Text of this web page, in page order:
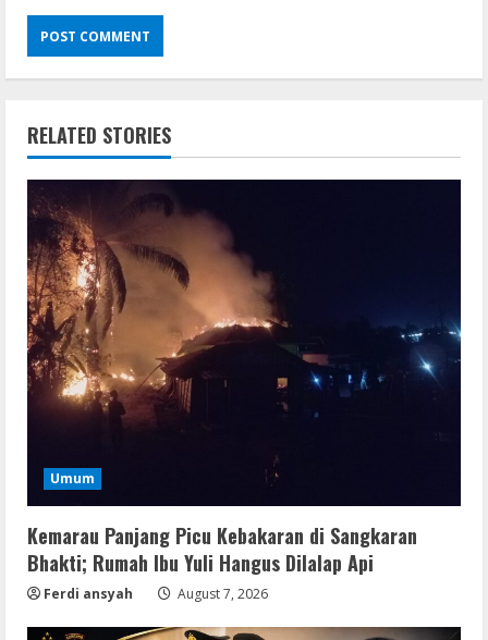
RELATED STORIES
Umum
Kemarau Panjang Picu Kebakaran di Sangkaran
Bhakti; Rumah Ibu Yuli Hangus Dilalap Api
Ferdi ansyah August 7, 2026